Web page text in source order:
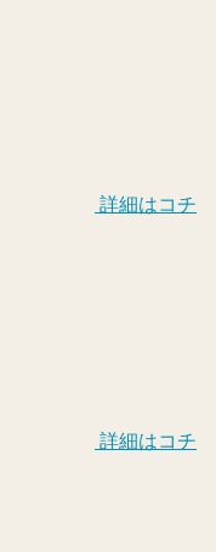
詳細はコチ
詳細はコチ